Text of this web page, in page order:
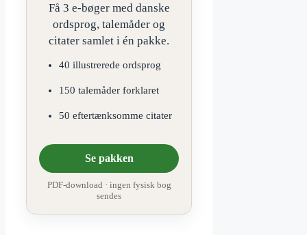
Få 3 e-bøger med danske
ordsprog, talemåder og
citater samlet i én pakke.
40 illustrerede ordsprog
150 talemåder forklaret
50 eftertænksomme citater
Se pakken
PDF-download · ingen fysisk bog
sendes